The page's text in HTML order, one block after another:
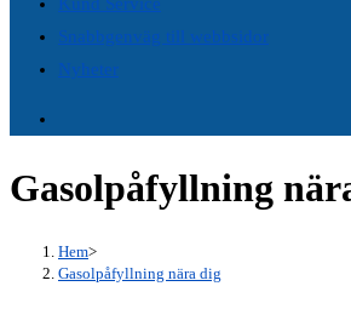
Snabbgenväg till webbsidor
Nyheter
Gasolpåfyllning
Hem>
Gasolpåfyllning nära dig